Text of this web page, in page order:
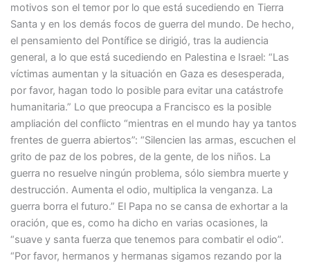
motivos son el temor por lo que está sucediendo en Tierra
Santa y en los demás focos de guerra del mundo. De hecho,
el pensamiento del Pontífice se dirigió, tras la audiencia
general, a lo que está sucediendo en Palestina e Israel: “Las
víctimas aumentan y la situación en Gaza es desesperada,
por favor, hagan todo lo posible para evitar una catástrofe
humanitaria.” Lo que preocupa a Francisco es la posible
ampliación del conflicto “mientras en el mundo hay ya tantos
frentes de guerra abiertos”: “Silencien las armas, escuchen el
grito de paz de los pobres, de la gente, de los niños. La
guerra no resuelve ningún problema, sólo siembra muerte y
destrucción. Aumenta el odio, multiplica la venganza. La
guerra borra el futuro.” El Papa no se cansa de exhortar a la
oración, que es, como ha dicho en varias ocasiones, la
“suave y santa fuerza que tenemos para combatir el odio”.
“Por favor, hermanos y hermanas sigamos rezando por la